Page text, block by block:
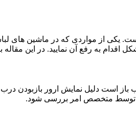
یکی از مواردی که در ماشین
به رفع آن نمایید. در این مقاله
باز است دلیل نمایش ارور بازبودن
توسط متخصص امر بررسی شود.